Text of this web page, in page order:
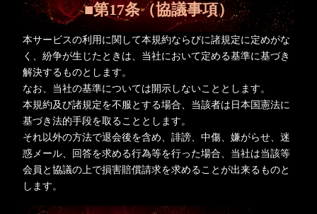
■第17条（協議事項）
本サービスの利用に関して本規約ならびに諸規定に定めがな
く、紛争が生じたときは、当社において定める基準に基づき
解決するものとします。
なお、当社の基準については開示しないこととします。
本規約及び諸規定を不服とする場合、当該者は日本国憲法に
基づき法的手段を取ることとします。
それ以外の方法で退会後を含め、誹謗、中傷、嫌がらせ、迷
惑メール、回答を求める行為等を行った場合、当社は当該等
会員と協議の上で損害賠償請求を求めることが出来るものと
します。